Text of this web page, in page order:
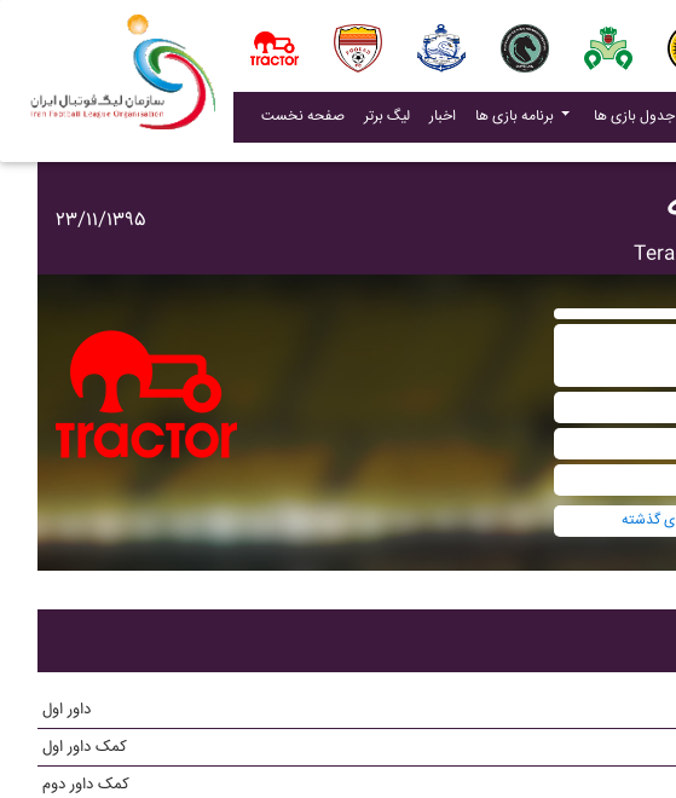
صفحه نخست لیگ برتر اخبار(current) برنامه بازی ها جدول بازی ها
۲۳/۱۱/۱۳۹۵
داور اول
کمک داور اول
کمک داور دوم